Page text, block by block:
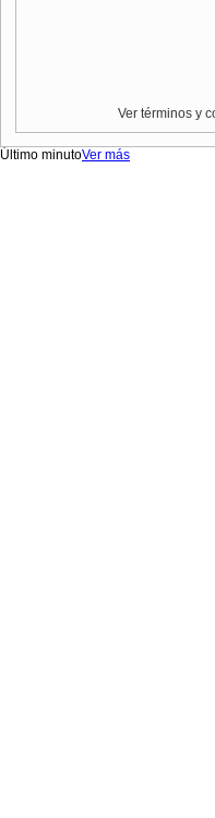
Ver términos y
Último minutoVer más